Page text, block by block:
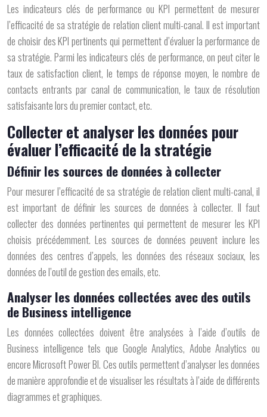
Les indicateurs clés de performance ou KPI permettent de mesurer
l’efficacité de sa stratégie de relation client multi-canal. Il est important
de choisir des KPI pertinents qui permettent d’évaluer la performance de
sa stratégie. Parmi les indicateurs clés de performance, on peut citer le
taux de satisfaction client, le temps de réponse moyen, le nombre de
contacts entrants par canal de communication, le taux de résolution
satisfaisante lors du premier contact, etc.
Collecter et analyser les données pour
évaluer l’efficacité de la stratégie
Définir les sources de données à collecter
Pour mesurer l’efficacité de sa stratégie de relation client multi-canal, il
est important de définir les sources de données à collecter. Il faut
collecter des données pertinentes qui permettent de mesurer les KPI
choisis précédemment. Les sources de données peuvent inclure les
données des centres d’appels, les données des réseaux sociaux, les
données de l’outil de gestion des emails, etc.
Analyser les données collectées avec des outils
de Business intelligence
Les données collectées doivent être analysées à l’aide d’outils de
Business intelligence tels que Google Analytics, Adobe Analytics ou
encore Microsoft Power BI. Ces outils permettent d’analyser les données
de manière approfondie et de visualiser les résultats à l’aide de différents
diagrammes et graphiques.